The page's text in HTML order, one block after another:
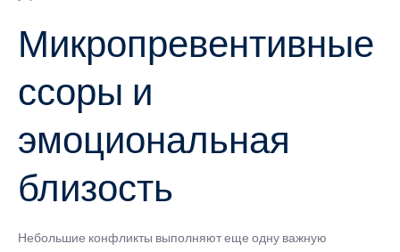
Микропревентивные
ссоры и
эмоциональная
близость
Небольшие конфликты выполняют еще одну важную